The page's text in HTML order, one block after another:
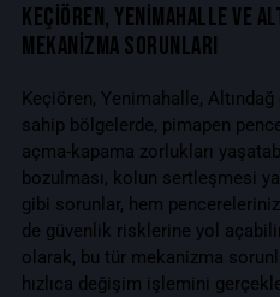
KEÇIÖREN, YENIMAHALLE VE
MEKANIZMA SORUNLARI
Keçiören, Yenimahalle,
sahip bölgelerde, pimapen
açma-kapama zorlukları
bozulması, kolun sertleşmesi
gibi sorunlar, hem
de güvenlik risklerine yol
olarak, bu tür mekanizma
hızlıca değişim işlemini